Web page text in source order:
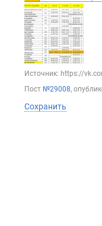
Источник: https://
Пост №29008,
Сохранить